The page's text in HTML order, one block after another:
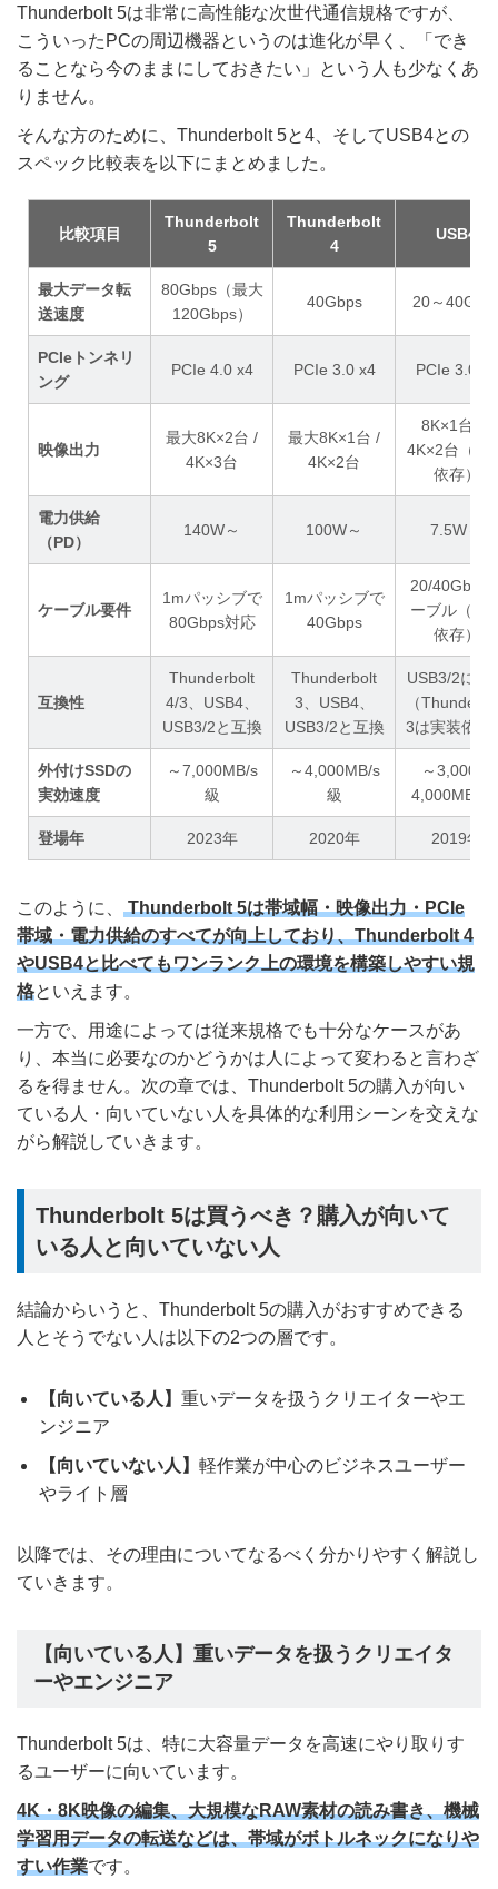
Thunderbolt 5は非常に高性能な次世代通信規格ですが、
こういったPCの周辺機器というのは進化が早く、「でき
ることなら今のままにしておきたい」という人も少なくあ
りません。
そんな方のために、Thunderbolt 5と4、そしてUSB4との
スペック比較表を以下にまとめました。
比較項目
Thunderbolt
5
Thunderbolt
4
USB4
最大データ転
送速度
80Gbps（最大
120Gbps）
40Gbps 20～
PCIeトンネリ
ング
PCIe 4.0 x4 PCIe 3.0 x4 PCIe 3.0 x4
映像出力
最大8K×2台 /
4K×3台
最大8K×1台 /
4K×2台
8K×1台 or
4K×2台（実
依存）
電力供給
（PD）
140W～ 100W～ 7.5W～
ケーブル要件
1mパッシブで
80Gbps対応
1mパッシブで
40Gbps
20/40Gbps
ーブル（実
依存）
互換性
Thunderbolt
4/3、USB4、
USB3/2と互換
Thunderbolt
3、USB4、
USB3/2と互換
USB3/2に互
（
3は実装依存
外付けSSDの
実効速度
～7,000MB/s
級
～4,000MB/s
級
～3,000～
4,000MB/s
登場年 2023年 2020年 2019年
このように、 Thunderbolt 5は帯域幅・映像出力・PCIe
帯域・電力供給のすべてが向上しており、Thunderbolt 4
やUSB4と比べてもワンランク上の環境を構築しやすい規
格といえます。
一方で、用途によっては従来規格でも十分なケースがあ
り、本当に必要なのかどうかは人によって変わると言わざ
るを得ません。次の章では、Thunderbolt 5の購入が向い
ている人・向いていない人を具体的な利用シーンを交えな
がら解説していきます。
Thunderbolt 5は買うべき？購入が向いて
いる人と向いていない人
結論からいうと、Thunderbolt 5の購入がおすすめできる
人とそうでない人は以下の2つの層です。
【向いている人】 重いデータを扱うクリエイターやエ
ンジニア
【向いていない人】 軽作業が中心のビジネスユーザー
やライト層
以降では、その理由についてなるべく分かりやすく解説し
ていきます。
【向いている人】重いデータを扱うクリエイタ
ーやエンジニア
Thunderbolt 5は、特に大容量データを高速にやり取りす
るユーザーに向いています。
4K・8K映像の編集、大規模なRAW素材の読み書き、機械
学習用データの転送などは、帯域がボトルネックになりや
すい作業です。